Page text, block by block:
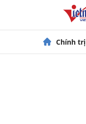
Chính trị